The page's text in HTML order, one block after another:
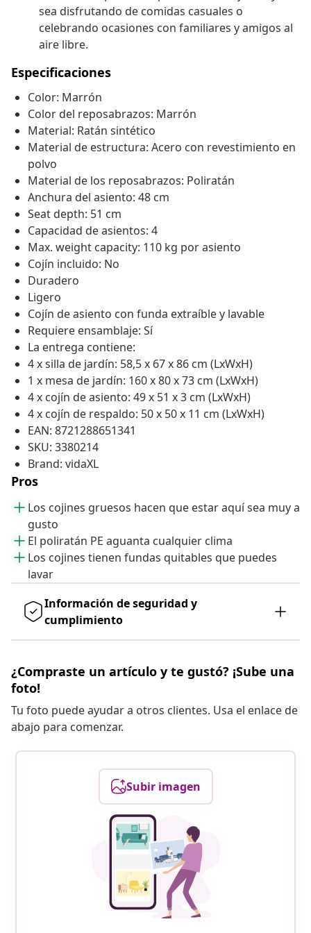
sea disfrutando de comidas casuales o
celebrando ocasiones con familiares y amigos al
aire libre.
Especificaciones
Color: Marrón
Color del reposabrazos: Marrón
Material: Ratán sintético
Material de estructura: Acero con revestimiento en
polvo
Material de los reposabrazos: Poliratán
Anchura del asiento: 48 cm
Seat depth: 51 cm
Capacidad de asientos: 4
Max. weight capacity: 110 kg por asiento
Cojín incluido: No
Duradero
Ligero
Cojín de asiento con funda extraíble y lavable
Requiere ensamblaje: Sí
La entrega contiene:
4 x silla de jardín: 58,5 x 67 x 86 cm (LxWxH)
1 x mesa de jardín: 160 x 80 x 73 cm (LxWxH)
4 x cojín de asiento: 49 x 51 x 3 cm (LxWxH)
4 x cojín de respaldo: 50 x 50 x 11 cm (LxWxH)
EAN: 8721288651341
SKU: 3380214
Brand: vidaXL
Pros
Los cojines gruesos hacen que estar aquí sea muy a
gusto
El poliratán PE aguanta cualquier clima
Los cojines tienen fundas quitables que puedes
lavar
Información de seguridad y
cumplimiento
¿Compraste un artículo y te gustó? ¡Sube una
foto!
Tu foto puede ayudar a otros clientes. Usa el enlace de
abajo para comenzar.
Subir imagen